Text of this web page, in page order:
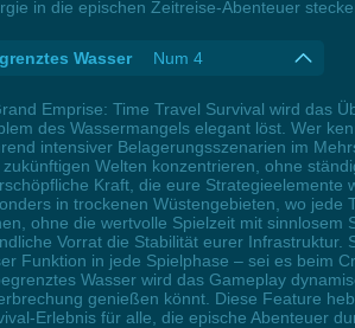
in die epischen Zeitreise-Abenteuer
Wasser Num 4
Emprise: Time Travel Survival wird das
des Wassermangels elegant löst. Wer
intensiver Belagerungsszenarien im
zukünftigen Welten konzentrieren, ohne
Kraft, die eure
in trockenen Wüstengebieten, wo
ohne die wertvolle Spielzeit mit
Vorrat die Stabilität eurer
Funktion in jede Spielphase – sei es beim
Wasser wird das Gameplay
genießen könnt. Diese Feature
Erlebnis für alle, die epische Abenteuer